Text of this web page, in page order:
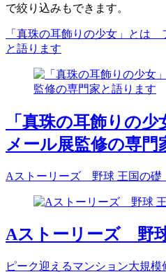
で絞り込みもできます。
「真珠の耳飾りの少女」とは
と語ります
「真珠の耳飾りの
メール展監修の専門
Aストーリーズ 野球 王国の
Aストーリーズ 野
ピーク迎えるマンション大規